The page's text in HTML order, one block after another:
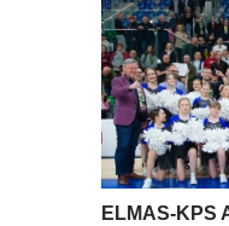
ELMAS-KPS